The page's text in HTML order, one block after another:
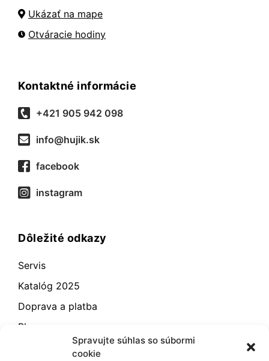
Spravujte súhlas so súbormi
cookie
Ukázať na mape
Otváracie hodiny
Kontaktné informácie
+421 905 942 098
info@hujik.sk
facebook
instagram
Dôležité odkazy
Servis
Katalóg 2025
Doprava a platba
Blog